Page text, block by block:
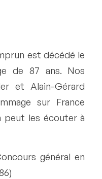
est décédé le
de 87 ans. Nos
et Alain-Gérard
sur France
peut les écouter à
général en